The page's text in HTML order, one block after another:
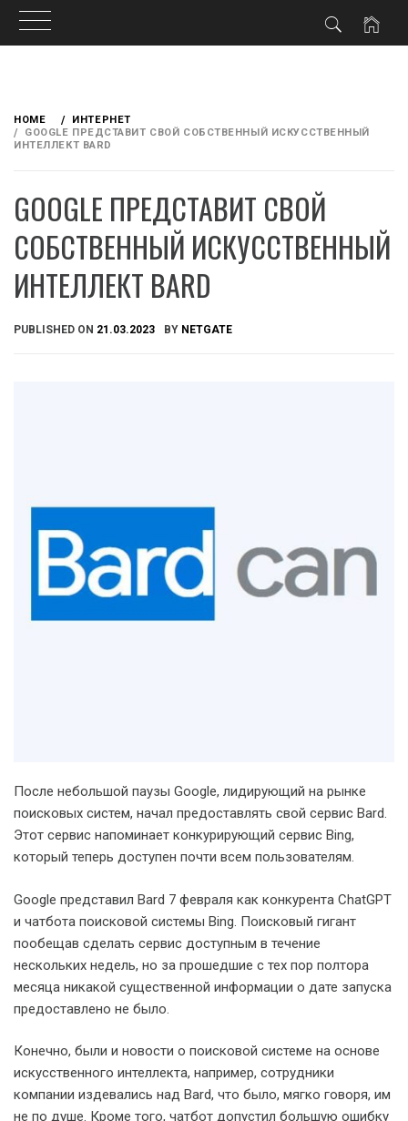
content
HOME
ИНТЕРНЕТ
GOOGLE ПРЕДСТАВИТ СВОЙ СОБСТВЕННЫЙ ИСКУССТВЕННЫЙ
ИНТЕЛЛЕКТ BARD
GOOGLE ПРЕДСТАВИТ СВОЙ
СОБСТВЕННЫЙ ИСКУССТВЕННЫЙ
ИНТЕЛЛЕКТ BARD
PUBLISHED ON 21.03.2023 BY NETGATE
После небольшой паузы Google, лидирующий на рынке
поисковых систем, начал предоставлять свой сервис Bard.
Этот сервис напоминает конкурирующий сервис Bing,
который теперь доступен почти всем пользователям.
Google представил Bard 7 февраля как конкурента ChatGPT
и чатбота поисковой системы Bing. Поисковый гигант
пообещав сделать сервис доступным в течение
нескольких недель, но за прошедшие с тех пор полтора
месяца никакой существенной информации о дате запуска
предоставлено не было.
Конечно, были и новости о поисковой системе на основе
искусственного интеллекта, например, сотрудники
компании издевались над Bard, что было, мягко говоря, им
не по душе. Кроме того, чатбот допустил большую ошибку